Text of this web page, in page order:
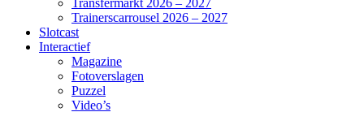
Transfermarkt 2026 – 2027
Trainerscarrousel 2026 – 2027
Slotcast
Interactief
Magazine
Fotoverslagen
Puzzel
Video’s